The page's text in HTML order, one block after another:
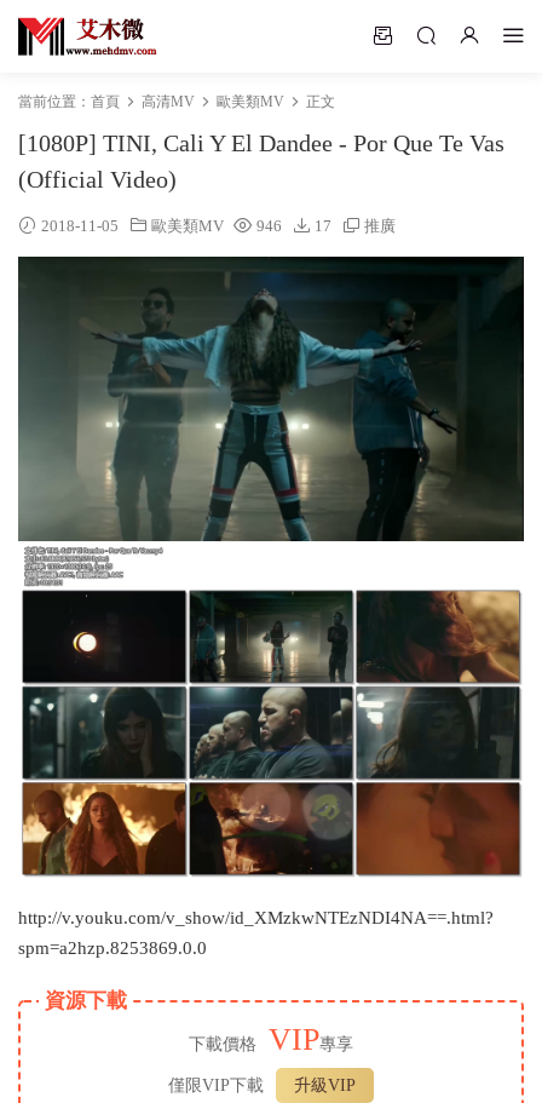
當前位置： 首頁 高清MV 歐美類MV 正文
[1080P] TINI, Cali Y El Dandee - Por Que Te Vas
(Official Video)
2018-11-05 歐美類MV 946 17 推廣
http://v.youku.com/v_show/id_XMzkwNTEzNDI4NA==.html?
spm=a2hzp.8253869.0.0
資源下載
下載價格 VIP專享
僅限VIP下載 升級VIP